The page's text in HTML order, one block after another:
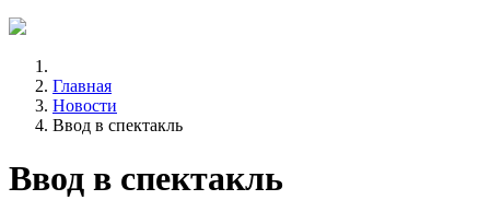
Главная
Новости
Ввод в спектакль
Ввод в спектакль